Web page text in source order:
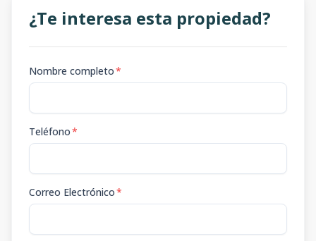
¿Te interesa esta propiedad?
Nombre completo*
Teléfono*
Correo Electrónico*